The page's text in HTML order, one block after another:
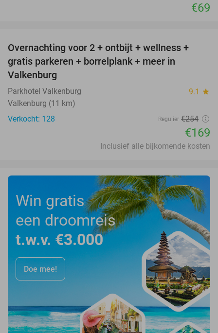
€69
33%
Overnachting voor 2 + ontbijt + wellness +
gratis parkeren + borrelplank + meer in
Valkenburg
Parkhotel Valkenburg 9.1 star
Valkenburg (11 km)
Verkocht: 128
Regulier €254
€169
Inclusief alle bijkomende kosten
Win gratis
een droomreis
t.w.v. €3.000
Doe mee!